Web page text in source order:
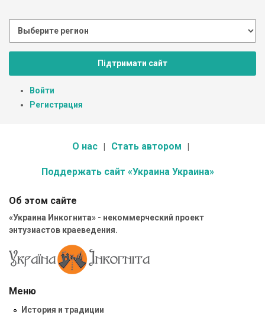
Підтримати сайт
Войти
Регистрация
О нас Стать автором
Поддержать сайт «Украина Украина»
Об этом сайте
«Украина Инкогнита» - некоммерческий проект
энтузиастов краеведения.
Меню
История и традиции